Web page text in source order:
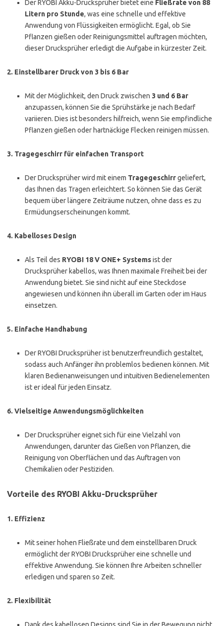
Der RYOBI Akku-Drucksprüher bietet eine Fließrate von 88
Litern pro Stunde, was eine schnelle und effektive
Anwendung von Flüssigkeiten ermöglicht. Egal, ob Sie
Pflanzen gießen oder Reinigungsmittel auftragen möchten,
dieser Drucksprüher erledigt die Aufgabe in kürzester Zeit.
2. Einstellbarer Druck von 3 bis 6 Bar
Mit der Möglichkeit, den Druck zwischen 3 und 6 Bar
anzupassen, können Sie die Sprühstärke je nach Bedarf
variieren. Dies ist besonders hilfreich, wenn Sie empfindliche
Pflanzen gießen oder hartnäckige Flecken reinigen müssen.
3. Tragegeschirr für einfachen Transport
Der Drucksprüher wird mit einem Tragegeschirrgeliefert,
das Ihnen das Tragen erleichtert. So können Sie das Gerät
bequem über längere Zeiträume nutzen, ohne dass es zu
Ermüdungserscheinungen kommt.
4. Kabelloses Design
Als Teil des RYOBI 18 V ONE+ Systemsist der
Drucksprüher kabellos, was Ihnen maximale Freiheit bei der
Anwendung bietet. Sie sind nicht auf eine Steckdose
angewiesen und können ihn überall im Garten oder im Haus
einsetzen.
5. Einfache Handhabung
Der RYOBI Drucksprüher ist benutzerfreundlich gestaltet,
sodass auch Anfänger ihn problemlos bedienen können. Mit
klaren Bedienanweisungen und intuitiven Bedienelementen
ist er ideal für jeden Einsatz.
6. Vielseitige Anwendungsmöglichkeiten
Der Drucksprüher eignet sich für eine Vielzahl von
Anwendungen, darunter das Gießen von Pflanzen, die
Reinigung von Oberflächen und das Auftragen von
Chemikalien oder Pestiziden.
Vorteile des RYOBI Akku-Drucksprüher
1. Effizienz
Mit seiner hohen Fließrate und dem einstellbaren Druck
ermöglicht der RYOBI Drucksprüher eine schnelle und
effektive Anwendung. Sie können Ihre Arbeiten schneller
erledigen und sparen so Zeit.
2. Flexibilität